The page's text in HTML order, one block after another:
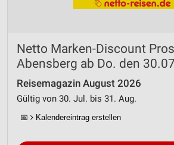
Netto Marken-Discount
Abensberg ab Do. den
Reisemagazin August 2026
Gültig von 30. Jul. bis 31. Aug.
📅 Kalendereintrag erstellen